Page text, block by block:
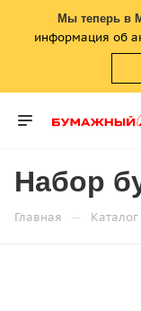
Мы теперь в
информация об
Набор
Главная — Каталог